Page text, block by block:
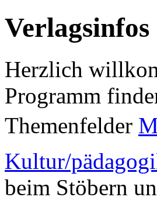
Verlagsinfos
Herzlich
Programm
Themenfelder
Kultur/
beim Stöbern